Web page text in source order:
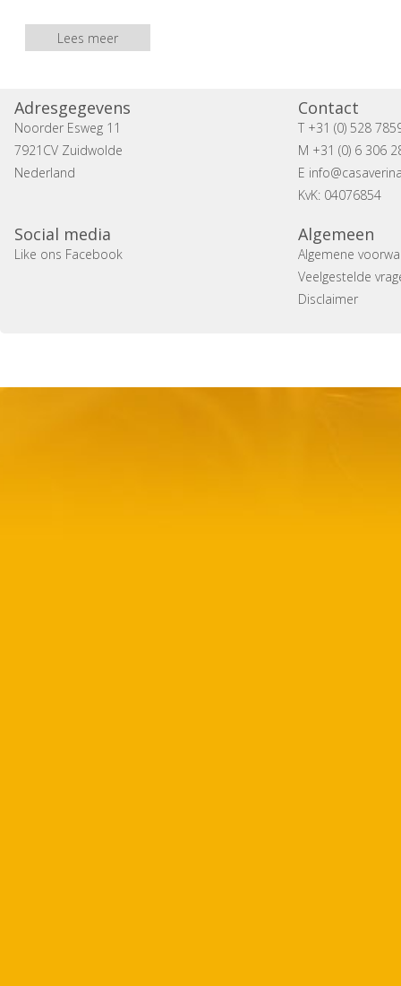
Lees meer
Adresgegevens
Noorder Esweg 11
7921CV Zuidwolde
Nederland
Contact
T +31 (0) 528
M +31 (0) 6 306
E
KvK: 04076854
Social media
Like ons Facebook
Algemeen
Algemene
Veelgestelde
Disclaimer